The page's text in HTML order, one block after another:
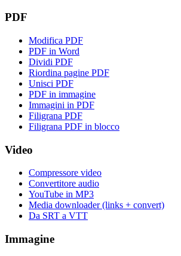
PDF
Modifica PDF
PDF in Word
Dividi PDF
Riordina pagine PDF
Unisci PDF
PDF in immagine
Immagini in PDF
Filigrana PDF
Filigrana PDF in blocco
Video
Compressore video
Convertitore audio
YouTube in MP3
Media downloader (links + convert)
Da SRT a VTT
Immagine